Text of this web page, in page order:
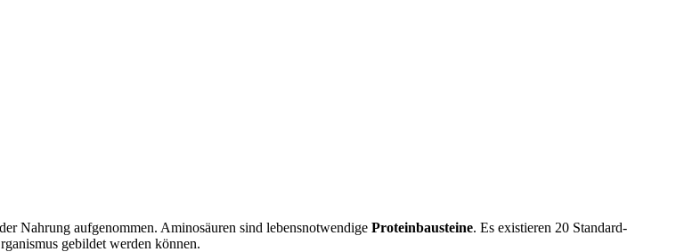
Nahrung aufgenommen. Aminosäuren sind lebensnotwendige Proteinbausteine. Es existieren 20 Standard-
gebildet werden können.